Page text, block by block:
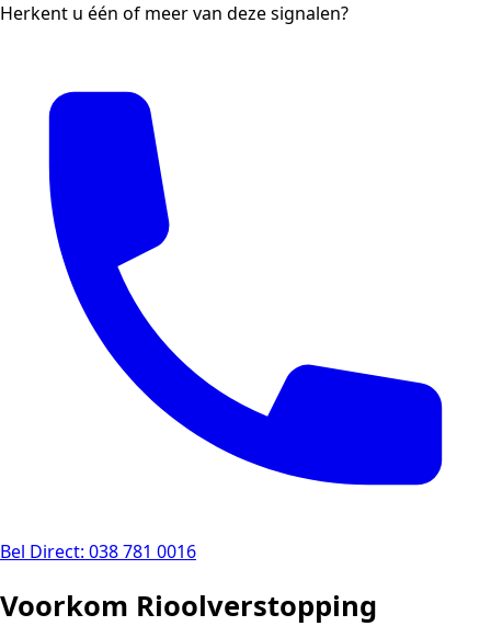
Herkent u één of meer van deze signalen?
Bel Direct: 038 781 0016
Voorkom Rioolverstopping